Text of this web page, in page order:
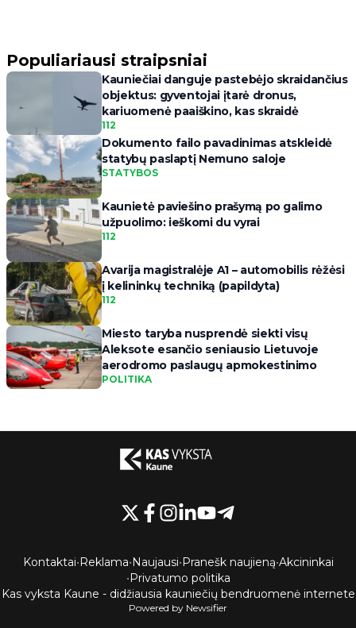
Populiariausi straipsniai
Kauniečiai danguje pastebėjo skraidančius
objektus: gyventojai įtarė dronus,
kariuomenė paaiškino, kas skraidė
112
Dokumento failo pavadinimas atskleidė
statybų paslaptį Nemuno saloje
STATYBOS
Kaunietė paviešino prašymą po galimo
užpuolimo: ieškomi du vyrai
112
Avarija magistralėje A1 – automobilis rėžėsi
į kelininkų techniką (papildyta)
112
Miesto taryba nusprendė siekti visų
Aleksote esančio seniausio Lietuvoje
aerodromo paslaugų apmokestinimo
POLITIKA
Kontaktai•Reklama•Naujausi•Pranešk naujieną•Akcininkai
•Privatumo politika
Kas vyksta Kaune - didžiausia kauniečių bendruomenė internete
Powered by Newsifier